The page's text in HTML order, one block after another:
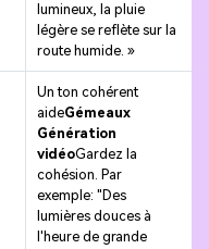
lumineux, la pluie
légère se reflète sur la
route humide. »
Un ton cohérent
aideGémeaux
Génération
vidéoGardez la
cohésion. Par
exemple: "Des
lumières douces à
l'heure de grande